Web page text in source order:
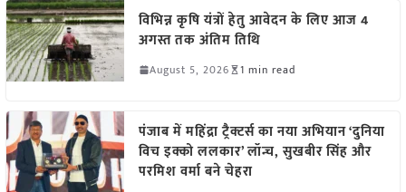
विभिन्न कृषि यंत्रों हेतु आवेदन के लिए आज 4
अगस्त तक अंतिम तिथि
August 5, 2026 1 min read
पंजाब में महिंद्रा ट्रैक्टर्स का नया अभियान ‘दुनिया
विच इक्को ललकार’ लॉन्च, सुखबीर सिंह और
परमिश वर्मा बने चेहरा